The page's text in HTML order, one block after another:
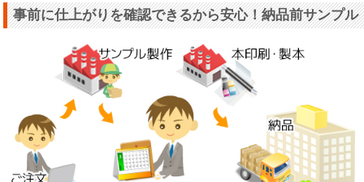
事前に仕上がりを確認できるから安心！納品前サンプル